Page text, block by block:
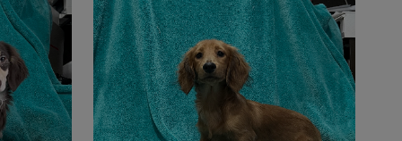
りますが、万が一下記のような場合は代犬をお渡しいたし
天性の異常の発見 (獣医師の診断書が必要です)
場合は対応いたしかねます。